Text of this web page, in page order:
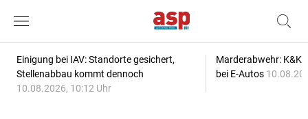
Einigung bei IAV: Standorte gesichert,
Stellenabbau kommt dennoch
10.08.2026, 10:12 Uhr
Marderabwehr: K&K
bei E-Autos